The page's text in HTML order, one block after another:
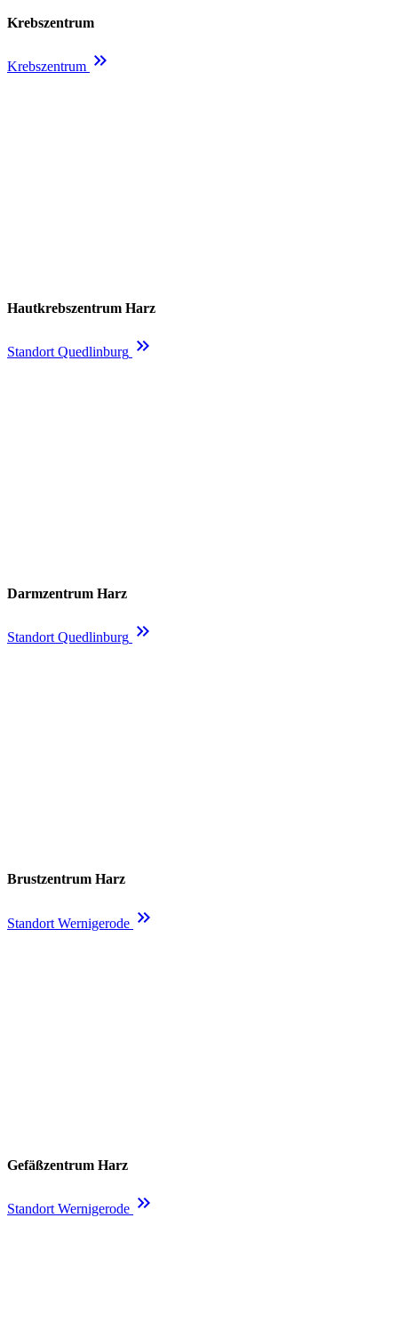
Krebszentrum
Krebszentrum keyboard_double_arrow_right
Hautkrebszentrum Harz
Standort Quedlinburg keyboard_double_arrow_right
Darmzentrum Harz
Standort Quedlinburg keyboard_double_arrow_right
Brustzentrum Harz
Standort Wernigerode keyboard_double_arrow_right
Gefäßzentrum Harz
Standort Wernigerode keyboard_double_arrow_right